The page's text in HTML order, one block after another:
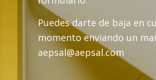
Puedes darte de baja en
momento enviando un
aepsal@aepsal.com